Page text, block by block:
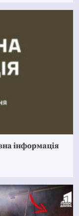
інформація